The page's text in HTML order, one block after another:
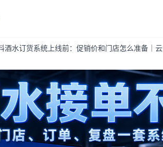
酒水订货系统上线前：促销价和门店怎么准备｜